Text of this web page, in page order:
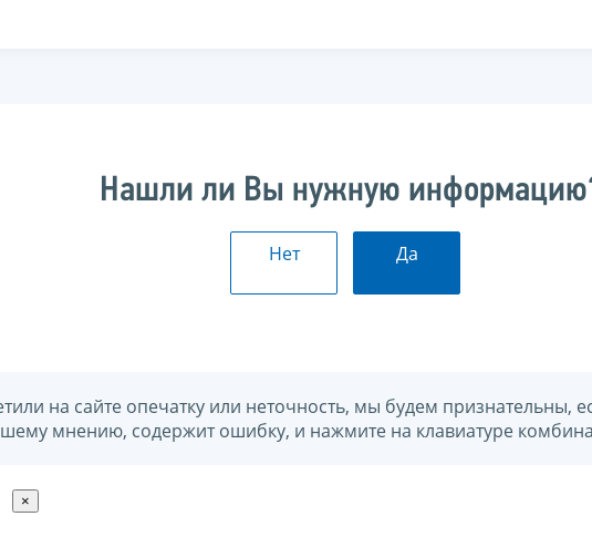
Нашли ли Вы нужную
Нет Да
на сайте опечатку или неточность, мы будем признательны,
мнению, содержит ошибку, и нажмите на клавиатуре
×